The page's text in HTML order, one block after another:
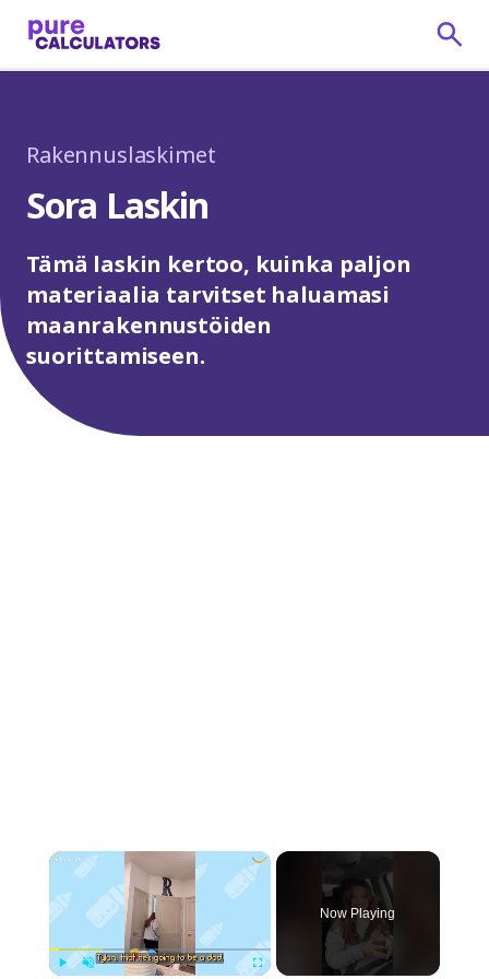
Rakennuslaskimet
Sora Laskin
Tämä laskin kertoo, kuinka paljon
materiaalia tarvitset haluamasi
maanrakennustöiden
suorittamiseen.
×
Now Playing